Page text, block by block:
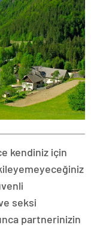
kendiniz için
seksi
partnerinizin